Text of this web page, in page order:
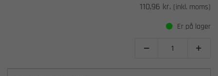
110,96 kr. (inkl. moms)
Er på lager
 